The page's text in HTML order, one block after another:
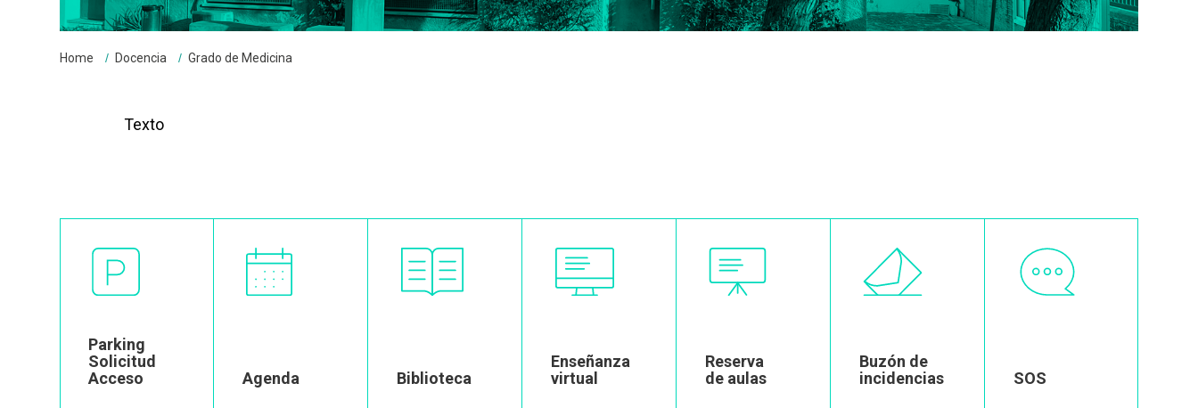
Breadcrumbs
You
Home Docencia Grado de Medicina
Texto
Image
Parking
Solicitud
Acceso
Image
Agenda
Image
Biblioteca
Image
Enseñanza
virtual
Image
Reserva
de aulas
Image
Buzón de
incidencias
Image
SOS